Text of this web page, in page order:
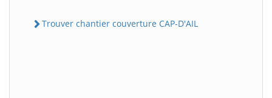
Trouver chantier couverture CAP-D'AIL